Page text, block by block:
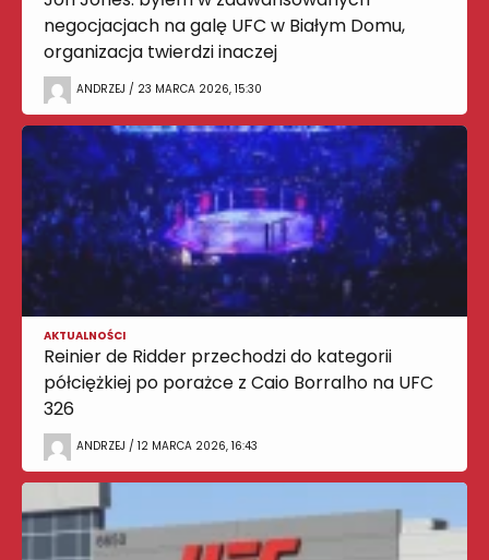
negocjacjach na galę UFC w Białym Domu,
organizacja twierdzi inaczej
ANDRZEJ / 23 MARCA 2026, 15:30
AKTUALNOŚCI
Reinier de Ridder przechodzi do kategorii
półciężkiej po porażce z Caio Borralho na UFC
326
ANDRZEJ / 12 MARCA 2026, 16:43